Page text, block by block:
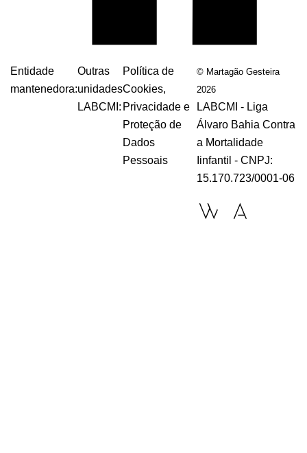
Entidade
mantenedora:
Outras
unidades
LABCMI:
Política de
Cookies,
Privacidade e
Proteção de
Dados
Pessoais
© Martagão Gesteira
2026
LABCMI - Liga
Álvaro Bahia Contra
a Mortalidade
Iinfantil - CNPJ:
15.170.723/0001-06